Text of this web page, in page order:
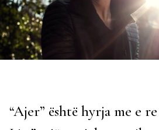
“Ajer” është hyrja me e